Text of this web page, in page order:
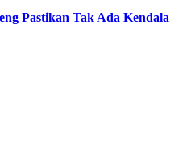
Pastikan Tak Ada Kendala